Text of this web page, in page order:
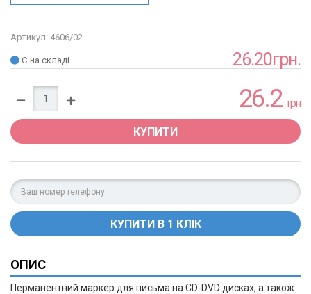
Артикул: 4606/02
Є на складі 26.20грн.
26.2 грн.
КУПИТИ
ОПИС
Перманентний маркер для письма на CD-DVD дисках, а також